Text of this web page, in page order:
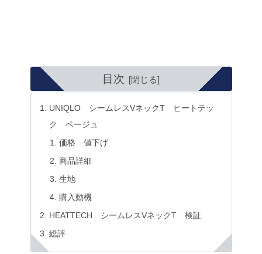
目次
UNIQLO シームレスVネックT ヒートテッ
ク ベージュ
価格 値下げ
商品詳細
生地
購入動機
HEATTECH シームレスVネックT 検証
総評